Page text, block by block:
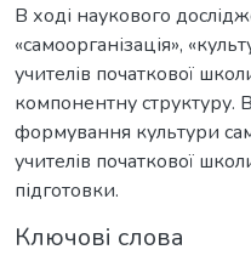
В ході наукового
«самоорганізація»,
учителів початкової
компонентну структуру.
формування культури
учителів початкової
підготовки.
Ключові слова